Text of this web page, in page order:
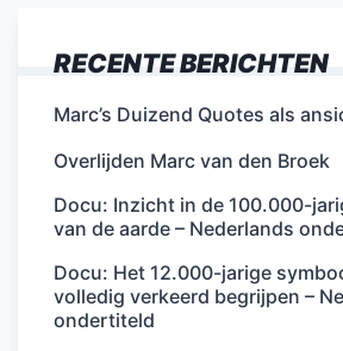
RECENTE BERICHTEN
Marc’s Duizend Quotes als
Overlijden Marc van den Broek
Docu: Inzicht in de 100.000-
van de aarde – Nederlands
Docu: Het 12.000-jarige
volledig verkeerd begrijpen –
ondertiteld